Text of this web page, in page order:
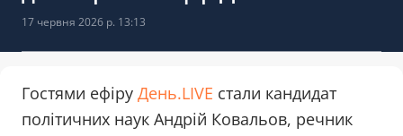
17 червня 2026 р. 13:13
Гостями ефіру День.LIVE стали кандидат
політичних наук Андрій Ковальов, речник